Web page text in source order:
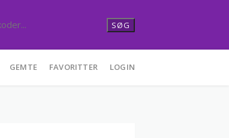
SØG
GEMTE FAVORITTER LOGIN